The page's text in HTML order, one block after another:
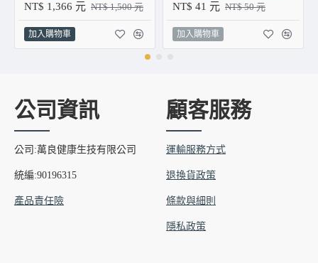
NT$ 1,366 元 NT$ 1,500 元
加入購物車
NT$ 41 元 NT$ 50 元
加入購物車
公司資訊
公司:萬良健康生技有限公司
統編:90196315
產品責任險
顧客服務
運輸服務方式
退換貨政策
條款與細則
隱私政策